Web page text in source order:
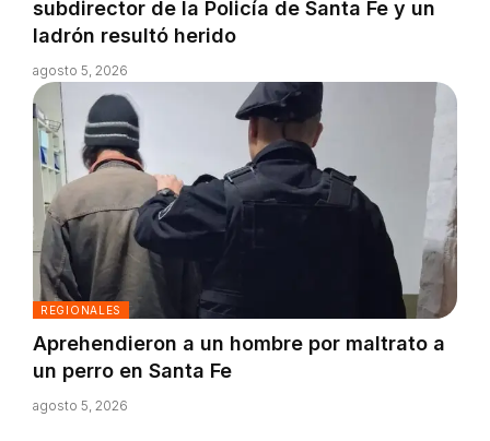
subdirector de la Policía de Santa Fe y un
ladrón resultó herido
agosto 5, 2026
REGIONALES
Aprehendieron a un hombre por maltrato a
un perro en Santa Fe
agosto 5, 2026